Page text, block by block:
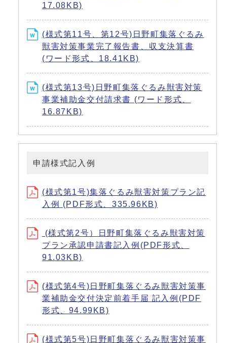
17.08KB)
(様式第11号、第12号)日野町集落ぐるみ
獣害対策事業完了報告書、収支決算書
(ワード形式、18.41KB)
(様式第13号)日野町集落ぐるみ獣害対策
事業補助金交付請求書 (ワード形式、
16.87KB)
申請様式記入例
(様式第1号)集落ぐるみ獣害対策プラン記
入例 (PDF形式、335.96KB)
(様式第2号）日野町集落ぐるみ獣害対策
プラン承認申請書記入例(PDF形式、
91.03KB)
(様式第4号)日野町集落ぐるみ獣害対策事
業補助金交付決定前着手届 記入例(PDF
形式、94.99KB)
(様式第5号)日野町集落ぐるみ獣害対策事